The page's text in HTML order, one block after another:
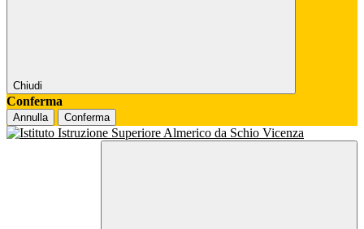
Chiudi
Conferma
Annulla Conferma